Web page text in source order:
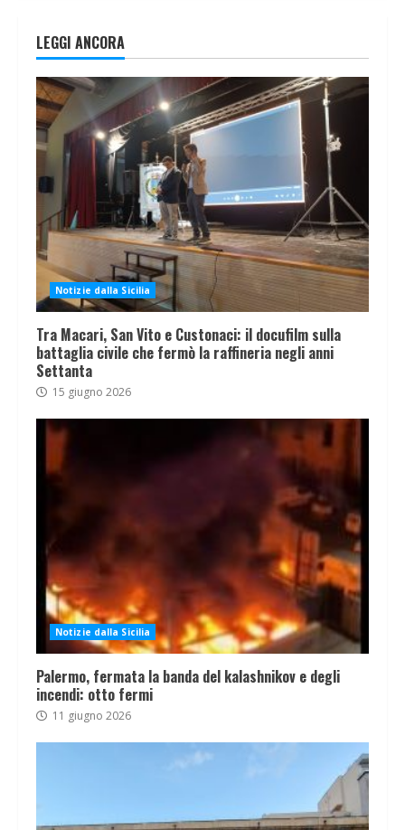
LEGGI ANCORA
Notizie dalla Sicilia
Tra Macari, San Vito e Custonaci: il docufilm sulla
battaglia civile che fermò la raffineria negli anni
Settanta
15 giugno 2026
Notizie dalla Sicilia
Palermo, fermata la banda del kalashnikov e degli
incendi: otto fermi
11 giugno 2026